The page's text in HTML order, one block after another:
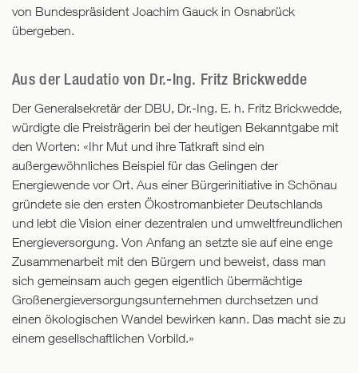
von Bundespräsident Joachim Gauck in Osnabrück
übergeben.
Aus der Laudatio von Dr.-Ing. Fritz Brickwedde
Der Generalsekretär der DBU, Dr.-Ing. E. h. Fritz Brickwedde,
würdigte die Preisträgerin bei der heutigen Bekanntgabe mit
den Worten: «Ihr Mut und ihre Tatkraft sind ein
außergewöhnliches Beispiel für das Gelingen der
Energiewende vor Ort. Aus einer Bürgerinitiative in Schönau
gründete sie den ersten Ökostromanbieter Deutschlands
und lebt die Vision einer dezentralen und umweltfreundlichen
Energieversorgung. Von Anfang an setzte sie auf eine enge
Zusammenarbeit mit den Bürgern und beweist, dass man
sich gemeinsam auch gegen eigentlich übermächtige
Großenergieversorgungsunternehmen durchsetzen und
einen ökologischen Wandel bewirken kann. Das macht sie zu
einem gesellschaftlichen Vorbild.»